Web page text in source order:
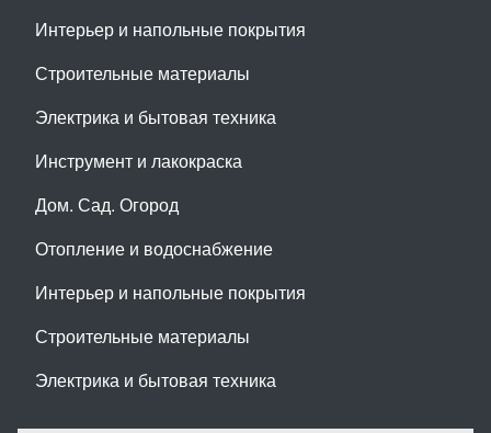
Интерьер и напольные покрытия
Строительные материалы
Электрика и бытовая техника
Инструмент и лакокраска
Дом. Сад. Огород
Отопление и водоснабжение
Интерьер и напольные покрытия
Строительные материалы
Электрика и бытовая техника